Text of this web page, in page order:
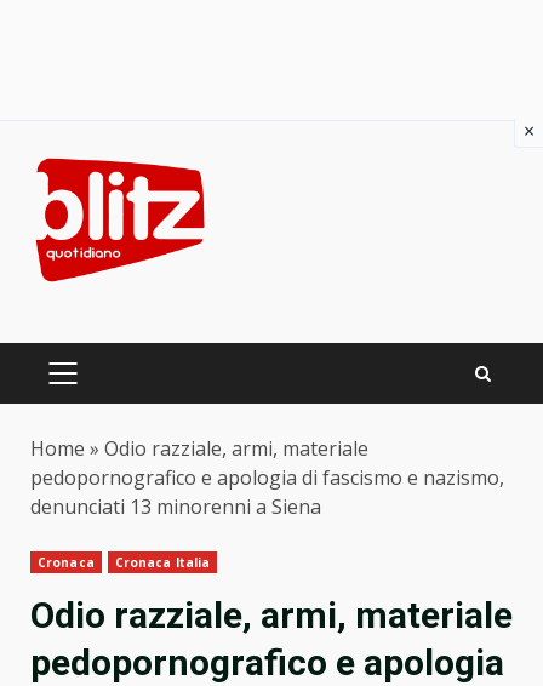
content
PRIMARY
Home » Odio razziale, armi, materiale
pedopornografico e apologia di fascismo e nazismo,
denunciati 13 minorenni a Siena
Cronaca Cronaca Italia
Odio razziale, armi, materiale
pedopornografico e apologia
×